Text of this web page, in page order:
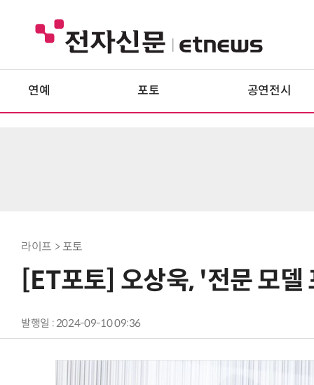
연예 포토 공연전시
라이프 > 포토
[ET포토] 오상욱, '전문 모델
발행일 : 2024-09-10 09:36